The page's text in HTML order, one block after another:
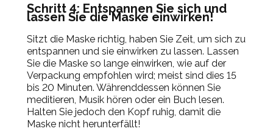
Schritt 4: Entspannen Sie sich und
lassen Sie die Maske einwirken!
Sitzt die Maske richtig, haben Sie Zeit, um sich zu
entspannen und sie einwirken zu lassen. Lassen
Sie die Maske so lange einwirken, wie auf der
Verpackung empfohlen wird; meist sind dies 15
bis 20 Minuten. Währenddessen können Sie
meditieren, Musik hören oder ein Buch lesen.
Halten Sie jedoch den Kopf ruhig, damit die
Maske nicht herunterfällt!